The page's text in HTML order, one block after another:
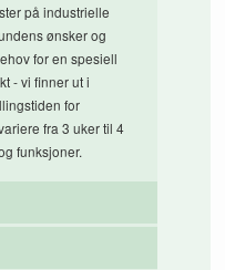
på industrielle
ønsker og
for en spesiell
- vi finner ut i
for
fra 3 uker til 4
funksjoner.